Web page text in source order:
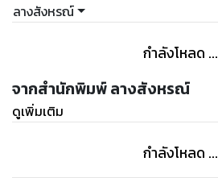
ลางสังหรณ์
กำลังโหลด ...
จากสำนักพิมพ์ ลางสังหรณ์
ดูเพิ่มเติม
กำลังโหลด ...